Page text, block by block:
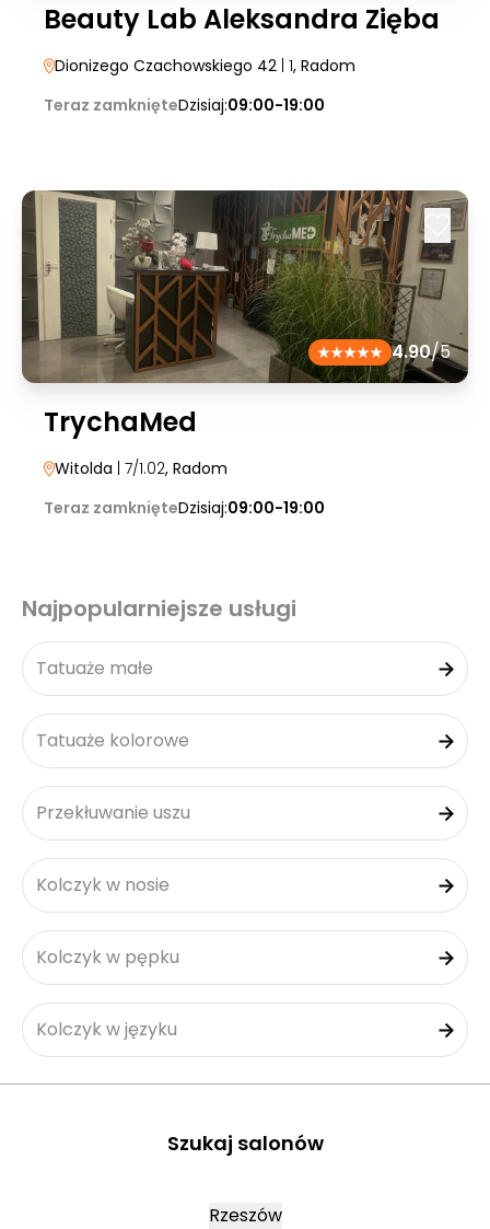
Beauty Lab Aleksandra Zięba
Dionizego Czachowskiego 42 | 1, Radom
Teraz zamknięteDzisiaj:09:00-19:00
4.90/5
TrychaMed
Witolda | 7/1.02, Radom
Teraz zamknięteDzisiaj:09:00-19:00
Najpopularniejsze usługi
Tatuaże małe
Tatuaże kolorowe
Przekłuwanie uszu
Kolczyk w nosie
Kolczyk w pępku
Kolczyk w języku
Szukaj salonów
Rzeszów